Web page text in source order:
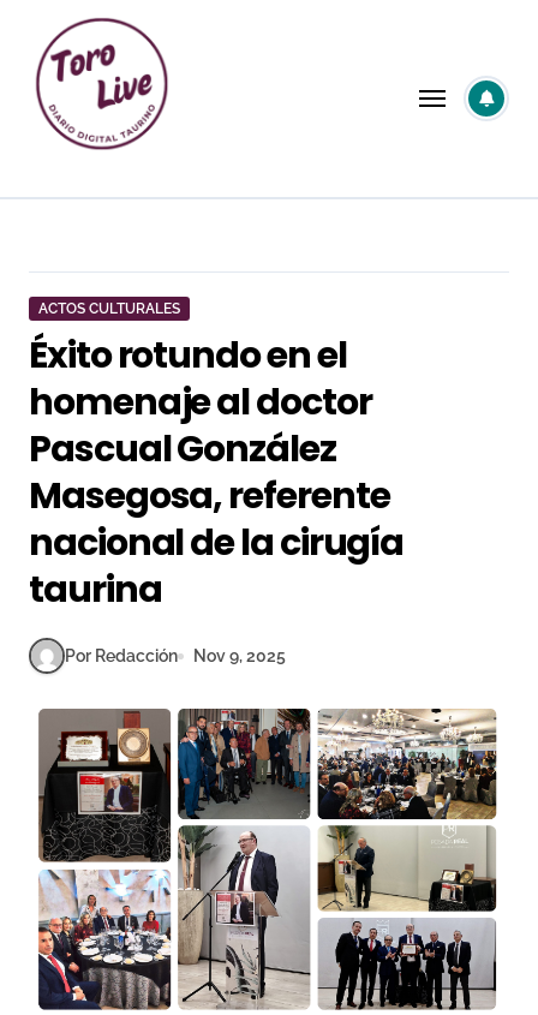
contenido
ACTOS CULTURALES
Éxito rotundo en el
homenaje al doctor
Pascual González
Masegosa, referente
nacional de la cirugía
taurina
Por Redacción Nov 9, 2025